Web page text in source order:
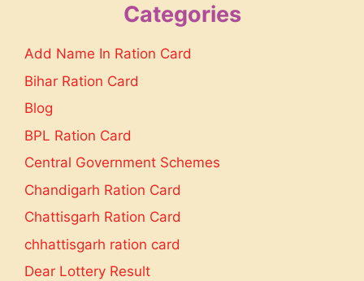
Categories
Add Name In Ration Card
Bihar Ration Card
Blog
BPL Ration Card
Central Government Schemes
Chandigarh Ration Card
Chattisgarh Ration Card
chhattisgarh ration card
Dear Lottery Result